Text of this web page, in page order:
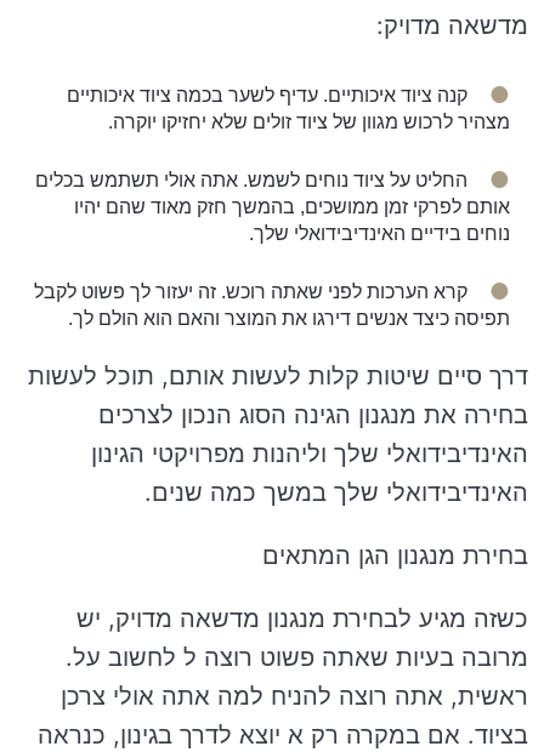
מדשאה מדויק:
קנה ציוד איכותיים. עדיף לשער בכמה ציוד איכותיים
מצהיר לרכוש מגוון של ציוד זולים שלא יחזיקו יוקרה.
החליט על ציוד נוחים לשמש. אתה אולי תשתמש בכלים
אותם לפרקי זמן ממושכים, בהמשך חזק מאוד שהם יהיו
נוחים בידיים האינדיבידואלי שלך.
קרא הערכות לפני שאתה רוכש. זה יעזור לך פשוט לקבל
תפיסה כיצד אנשים דירגו את המוצר והאם הוא הולם לך.
דרך סיים שיטות קלות לעשות אותם, תוכל לעשות
בחירה את מנגנון הגינה הסוג הנכון לצרכים
האינדיבידואלי שלך וליהנות מפרויקטי הגינון
האינדיבידואלי שלך במשך כמה שנים.
בחירת מנגנון הגן המתאים
כשזה מגיע לבחירת מנגנון מדשאה מדויק, יש
מרובה בעיות שאתה פשוט רוצה ל לחשוב על.
ראשית, אתה רוצה להניח למה אתה אולי צרכן
בציוד. אם במקרה רק א יוצא לדרך בגינון, כנראה